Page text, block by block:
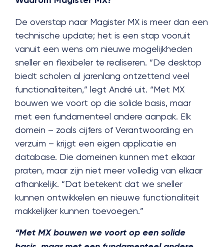
De overstap naar Magister MX is meer dan een
technische update; het is een stap vooruit
vanuit een wens om nieuwe mogelijkheden
sneller en flexibeler te realiseren. “De desktop
biedt scholen al jarenlang ontzettend veel
functionaliteiten,” legt André uit. “Met MX
bouwen we voort op die solide basis, maar
met een fundamenteel andere aanpak. Elk
domein – zoals cijfers of Verantwoording en
verzuim – krijgt een eigen applicatie en
database. Die domeinen kunnen met elkaar
praten, maar zijn niet meer volledig van elkaar
afhankelijk. “Dat betekent dat we sneller
kunnen ontwikkelen en nieuwe functionaliteit
makkelijker kunnen toevoegen.”
“Met MX bouwen we voort op een solide